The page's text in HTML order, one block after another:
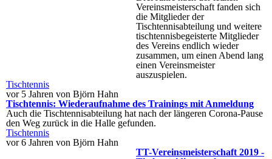
Vereinsmeisterschaft fanden sich
die Mitglieder der
Tischtennisabteilung und weitere
tischtennisbegeisterte Mitglieder
des Vereins endlich wieder
zusammen, um einen Abend lang
einen Vereinsmeister
auszuspielen.
Tischtennis
vor 5 Jahren von Björn Hahn
Tischtennis: Wiederaufnahme des Trainings mit Anmeldung
Auch die Tischtennisabteilung hat nach der längeren Corona-Pause
den Weg zurück in die Halle gefunden.
Tischtennis
vor 6 Jahren von Björn Hahn
TT-Vereinsmeisterschaft 2019 -